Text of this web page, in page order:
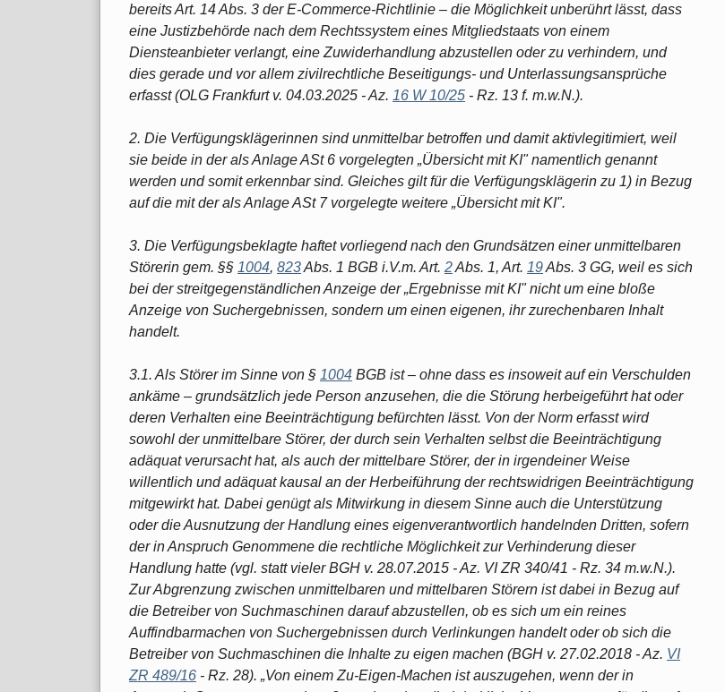
bereits Art. 14 Abs. 3 der E-Commerce-Richtlinie – die Möglichkeit unberührt lässt, dass
eine Justizbehörde nach dem Rechtssystem eines Mitgliedstaats von einem
Diensteanbieter verlangt, eine Zuwiderhandlung abzustellen oder zu verhindern, und
dies gerade und vor allem zivilrechtliche Beseitigungs- und Unterlassungsansprüche
erfasst (OLG Frankfurt v. 04.03.2025 - Az. 16 W 10/25 - Rz. 13 f. m.w.N.).
2. Die Verfügungsklägerinnen sind unmittelbar betroffen und damit aktivlegitimiert, weil
sie beide in der als Anlage ASt 6 vorgelegten „Übersicht mit KI" namentlich genannt
werden und somit erkennbar sind. Gleiches gilt für die Verfügungsklägerin zu 1) in Bezug
auf die mit der als Anlage ASt 7 vorgelegte weitere „Übersicht mit KI".
3. Die Verfügungsbeklagte haftet vorliegend nach den Grundsätzen einer unmittelbaren
Störerin gem. §§ 1004, 823Abs. 1 BGB i.V.m. Art. 2Abs. 1, Art. 19Abs. 3 GG, weil es sich
bei der streitgegenständlichen Anzeige der „Ergebnisse mit KI" nicht um eine bloße
Anzeige von Suchergebnissen, sondern um einen eigenen, ihr zurechenbaren Inhalt
handelt.
3.1. Als Störer im Sinne von § 1004 BGB ist – ohne dass es insoweit auf ein Verschulden
ankäme – grundsätzlich jede Person anzusehen, die die Störung herbeigeführt hat oder
deren Verhalten eine Beeinträchtigung befürchten lässt. Von der Norm erfasst wird
sowohl der unmittelbare Störer, der durch sein Verhalten selbst die Beeinträchtigung
adäquat verursacht hat, als auch der mittelbare Störer, der in irgendeiner Weise
willentlich und adäquat kausal an der Herbeiführung der rechtswidrigen Beeinträchtigung
mitgewirkt hat. Dabei genügt als Mitwirkung in diesem Sinne auch die Unterstützung
oder die Ausnutzung der Handlung eines eigenverantwortlich handelnden Dritten, sofern
der in Anspruch Genommene die rechtliche Möglichkeit zur Verhinderung dieser
Handlung hatte (vgl. statt vieler BGH v. 28.07.2015 - Az. VI ZR 340/41 - Rz. 34 m.w.N.).
Zur Abgrenzung zwischen unmittelbaren und mittelbaren Störern ist dabei in Bezug auf
die Betreiber von Suchmaschinen darauf abzustellen, ob es sich um ein reines
Auffindbarmachen von Suchergebnissen durch Verlinkungen handelt oder ob sich die
Betreiber von Suchmaschinen die Inhalte zu eigen machen (BGH v. 27.02.2018 - Az. VI
ZR 489/16 - Rz. 28). „Von einem Zu-Eigen-Machen ist auszugehen, wenn der in